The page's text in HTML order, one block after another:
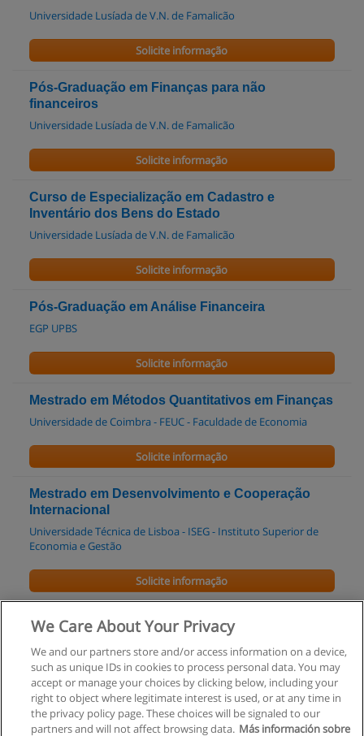
Universidade Lusíada de V.N. de Famalicão
Solicite informação
Pós-Graduação em Finanças para não
financeiros
Universidade Lusíada de V.N. de Famalicão
Solicite informação
Curso de Especialização em Cadastro e
Inventário dos Bens do Estado
Universidade Lusíada de V.N. de Famalicão
Solicite informação
Pós-Graduação em Análise Financeira
EGP UPBS
Solicite informação
Mestrado em Métodos Quantitativos em Finanças
Universidade de Coimbra - FEUC - Faculdade de Economia
Solicite informação
Mestrado em Desenvolvimento e Cooperação
Internacional
Universidade Técnica de Lisboa - ISEG - Instituto Superior de
Economia e Gestão
Solicite informação
B.Sc. Applied Artificial Intelligence
IU International University of Applied Sciences
Solicite informação
We Care About Your Privacy
We and our partners store and/or access information on a device,
such as unique IDs in cookies to process personal data. You may
accept or manage your choices by clicking below, including your
right to object where legitimate interest is used, or at any time in
the privacy policy page. These choices will be signaled to our
partners and will not affect browsing data. Más información sobre